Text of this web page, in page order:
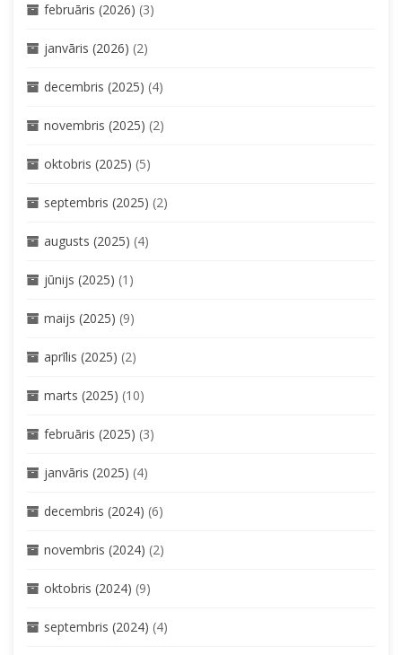
februāris (2026) (3)
janvāris (2026) (2)
decembris (2025) (4)
novembris (2025) (2)
oktobris (2025) (5)
septembris (2025) (2)
augusts (2025) (4)
jūnijs (2025) (1)
maijs (2025) (9)
aprīlis (2025) (2)
marts (2025) (10)
februāris (2025) (3)
janvāris (2025) (4)
decembris (2024) (6)
novembris (2024) (2)
oktobris (2024) (9)
septembris (2024) (4)